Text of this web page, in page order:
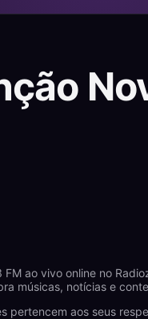
ao vivo online no
músicas, notícias e
pertencem aos seus